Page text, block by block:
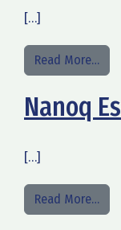
[…]
Read More…
Nanoq
[…]
Read More…